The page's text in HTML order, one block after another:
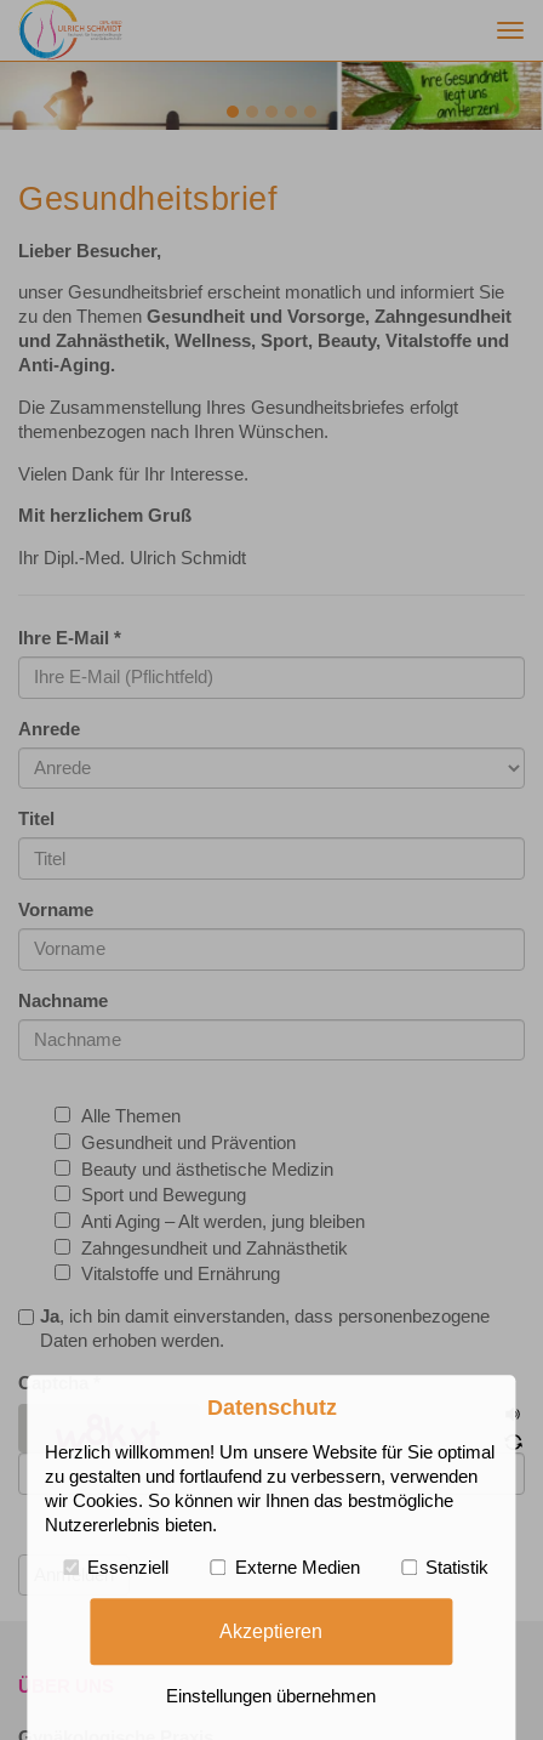
Previous
Gesundheitsbrief
Lieber Besucher,
unser Gesundheitsbrief erscheint monatlich und informiert Sie
zu den Themen Gesundheit und Vorsorge, Zahngesundheit
und Zahnästhetik, Wellness, Sport, Beauty, Vitalstoffe und
Anti-Aging.
Die Zusammenstellung Ihres Gesundheitsbriefes erfolgt
themenbezogen nach Ihren Wünschen.
Vielen Dank für Ihr Interesse.
Mit herzlichem Gruß
Ihr Dipl.-Med. Ulrich Schmidt
Ihre E-Mail *
Anrede
Titel
Vorname
Nachname
Alle Themen
Gesundheit und Prävention
Beauty und ästhetische Medizin
Sport und Bewegung
Anti Aging – Alt werden, jung bleiben
Zahngesundheit und Zahnästhetik
Vitalstoffe und Ernährung
Ja, ich bin damit einverstanden, dass personenbezogene
Daten erhoben werden.
Captcha
ÜBER UNS
Datenschutz
Herzlich willkommen! Um unsere Website für Sie optimal
zu gestalten und fortlaufend zu verbessern, verwenden
wir Cookies. So können wir Ihnen das bestmögliche
Nutzererlebnis bieten.
Essenziell Externe Medien Statistik
Akzeptieren
Einstellungen übernehmen